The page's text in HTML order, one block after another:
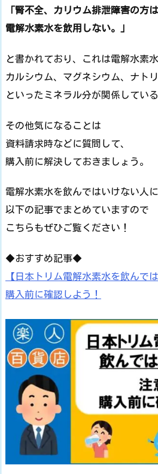
「腎不全、カリウム排泄障害の方は
電解水素水を飲用しない。」
と書かれており、これは電解水素
カルシウム、マグネシウム、ナト
といったミネラル分が関係している
その他気になることは
資料請求時などに質問して、
購入前に解決しておきましょう。
電解水素水を飲んではいけない人
以下の記事でまとめていますので
こちらもぜひご覧ください！
◆おすすめ記事◆
【日本トリム電解水素水を飲んで
購入前に確認しよう！